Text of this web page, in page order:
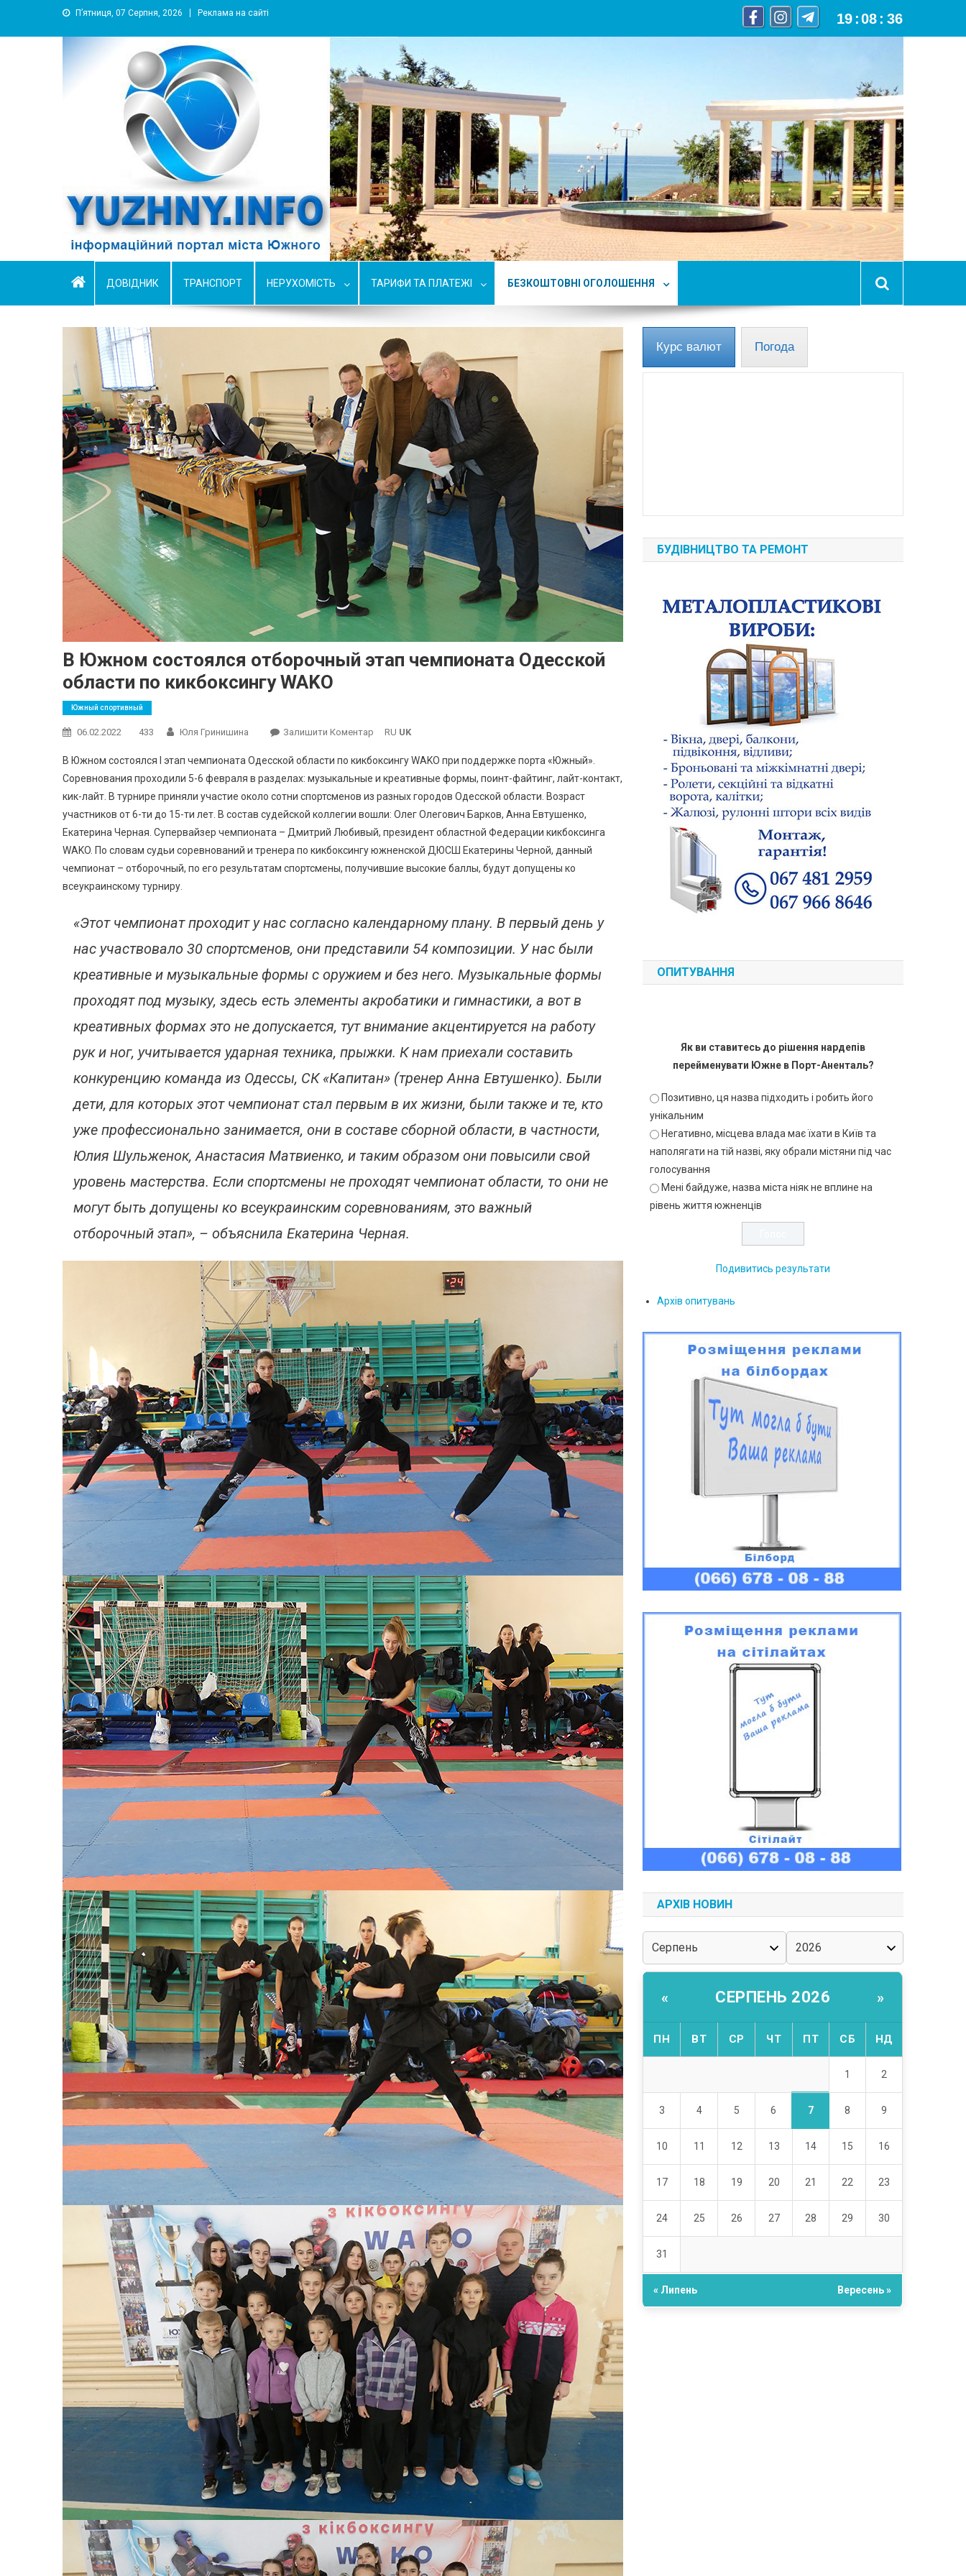
П’ятниця, 07 Серпня, 2026 Реклама на сайті 19 :08 : 38
YUZHNY.INFO
информационный портал города Южный
ДОВІДНИК ТРАНСПОРТ НЕРУХОМІСТЬ ТАРИФИ ТА ПЛАТЕЖІ БЕЗКОШТОВНІ ОГОЛОШЕННЯ
В Южном состоялся отборочный этап чемпионата Одесской
области по кикбоксингу WAKO
Южный спортивный
06.02.2022 433 Юля Гринишина Залишити Коментар
Южном
Состоялся
Отборочный
Этап
Чемпионата
Одесской
Области
RU UK
В Южном состоялся I этап чемпионата Одесской области по кикбоксингу WAKO при поддержке порта «Южный».
Соревнования проходили 5-6 февраля в разделах: музыкальные и креативные формы, поинт-файтинг, лайт-контакт,
кик-лайт. В турнире приняли участие около сотни спортсменов из разных городов Одесской области. Возраст
участников от 6-ти до 15-ти лет. В состав судейской коллегии вошли: Олег Олегович Барков, Анна Евтушенко,
Екатерина Черная. Супервайзер чемпионата – Дмитрий Любивый, президент областной Федерации кикбоксинга
WAKO. По словам судьи соревнований и тренера по кикбоксингу южненской ДЮСШ Екатерины Черной, данный
чемпионат – отборочный, по его результатам спортсмены, получившие высокие баллы, будут допущены ко
всеукраинскому турниру.
«Этот чемпионат проходит у нас согласно календарному плану. В первый день у
нас участвовало 30 спортсменов, они представили 54 композиции. У нас были
креативные и музыкальные формы с оружием и без него. Музыкальные формы
проходят под музыку, здесь есть элементы акробатики и гимнастики, а вот в
креативных формах это не допускается, тут внимание акцентируется на работу
рук и ног, учитывается ударная техника, прыжки. К нам приехали составить
конкуренцию команда из Одессы, СК «Капитан» (тренер Анна Евтушенко). Были
дети, для которых этот чемпионат стал первым в их жизни, были также и те, кто
уже профессионально занимается, они в составе сборной области, в частности,
Юлия Шульженок, Анастасия Матвиенко, и таким образом они повысили свой
уровень мастерства. Если спортсмены не проходят чемпионат области, то они не
могут быть допущены ко всеукраинским соревнованиям, это важный
отборочный этап», – объяснила Екатерина Черная.
Курс валют Погода
БУДІВНИЦТВО ТА РЕМОНТ
ОПИТУВАННЯ
Як ви ставитесь до рішення нардепів
перейменувати Южне в Порт-Аненталь?
Позитивно, ця назва підходить і робить його
унікальним
Негативно, місцева влада має їхати в Київ та
наполягати на тій назві, яку обрали містяни під час
голосування
Мені байдуже, назва міста ніяк не вплине на
рівень життя южненців
Подивитись результати
Архів опитувань
АРХІВ НОВИН
« СЕРПЕНЬ 2026 »
ПН ВТ СР ЧТ ПТ СБ НД
1 2
3 4 5 6 7 8 9
10 11 12 13 14 15 16
17 18 19 20 21 22 23
24 25 26 27 28 29 30
31
« Липень Вересень »